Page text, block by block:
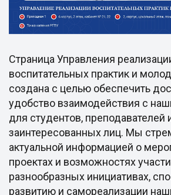
Страница Управления
воспитательных практик и
создана с целью обеспечить
удобство взаимодействия с
для студентов, преподавателей
заинтересованных лиц. Мы
актуальной информацией о
проектах и возможностях
разнообразных инициативах,
развитию и самореализации